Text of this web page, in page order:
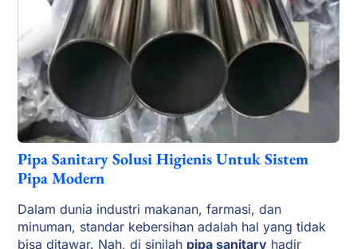
Pipa Sanitary Solusi Higienis Untuk Sistem
Pipa Modern
Dalam dunia industri makanan, farmasi, dan
minuman, standar kebersihan adalah hal yang tidak
bisa ditawar. Nah, di sinilah pipa sanitary hadir